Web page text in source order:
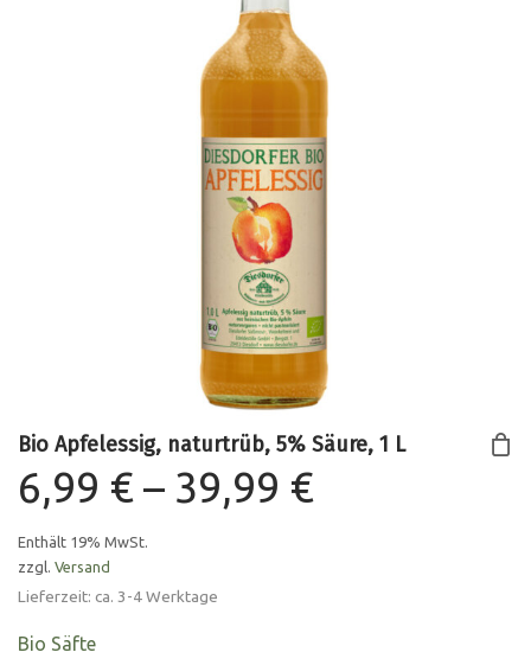
Bio Apfelessig, naturtrüb, 5% Säure, 1 L
6,99 € – 39,99 €
Enthält 19% MwSt.
zzgl. Versand
Lieferzeit: ca. 3-4 Werktage
Bio Säfte